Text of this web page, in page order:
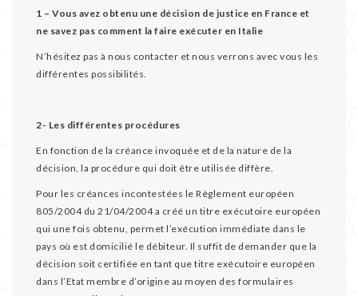
1 – Vous avez obtenu une décision de justice en France et
ne savez pas comment la faire exécuter en Italie
N’hésitez pas à nous contacter et nous verrons avec vous les
différentes possibilités.
2- Les différentes procédures
En fonction de la créance invoquée et de la nature de la
décision, la procédure qui doit être utilisée diffère.
Pour les créances incontestées le Règlement européen
805/2004 du 21/04/2004 a créé un titre exécutoire européen
qui une fois obtenu, permet l’exécution immédiate dans le
pays où est domicilié le débiteur. Il suffit de demander que la
décision soit certifiée en tant que titre exécutoire européen
dans l’Etat membre d’origine au moyen des formulaires